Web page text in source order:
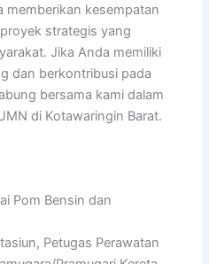
memberikan kesempatan
strategis yang
Jika Anda memiliki
dan berkontribusi pada
bersama kami dalam
di Kotawaringin Barat.
Pom Bensin dan
Petugas Perawatan